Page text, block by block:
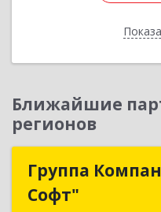
Ближайшие
регионов
Группа
Софт"
Группа